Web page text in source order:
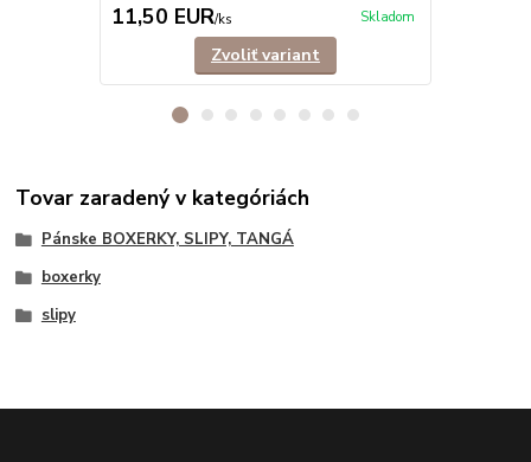
11,50 EUR/ks Skladom
Zvoliť variant
Tovar zaradený v kategóriách
Pánske BOXERKY, SLIPY, TANGÁ
boxerky
slipy